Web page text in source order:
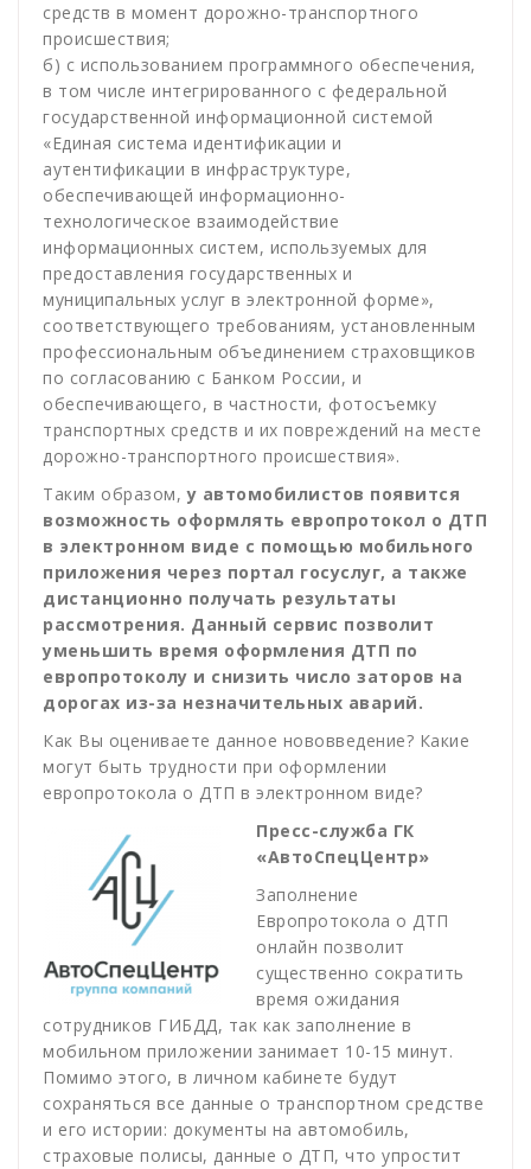
средств в момент дорожно-транспортного
происшествия;
б) с использованием программного обеспечения,
в том числе интегрированного с федеральной
государственной информационной системой
«Единая система идентификации и
аутентификации в инфраструктуре,
обеспечивающей информационно-
технологическое взаимодействие
информационных систем, используемых для
предоставления государственных и
муниципальных услуг в электронной форме»,
соответствующего требованиям, установленным
профессиональным объединением страховщиков
по согласованию с Банком России, и
обеспечивающего, в частности, фотосъемку
транспортных средств и их повреждений на месте
дорожно-транспортного происшествия».
Таким образом, у автомобилистов появится
возможность оформлять европротокол о ДТП
в электронном виде с помощью мобильного
приложения через портал госуслуг, а также
дистанционно получать результаты
рассмотрения. Данный сервис позволит
уменьшить время оформления ДТП по
европротоколу и снизить число заторов на
дорогах из-за незначительных аварий.
Как Вы оцениваете данное нововведение? Какие
могут быть трудности при оформлении
европротокола о ДТП в электронном виде?
Пресс-служба ГК
«АвтоСпецЦентр»
Заполнение
Европротокола о ДТП
онлайн позволит
существенно сократить
время ожидания
сотрудников ГИБДД, так как заполнение в
мобильном приложении занимает 10-15 минут.
Помимо этого, в личном кабинете будут
сохраняться все данные о транспортном средстве
и его истории: документы на автомобиль,
страховые полисы, данные о ДТП, что упростит